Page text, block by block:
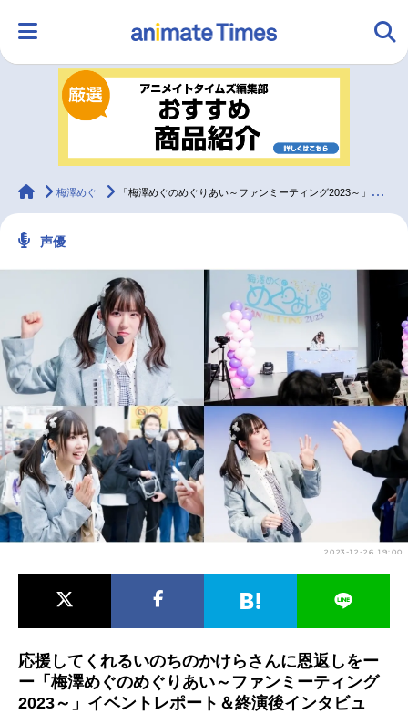
ランキング アニメ
ラジオ
2.5次元 配信・Vtuber トレンド 無料マンガ
最新記事一覧
アニメ記事一覧 声優記事一覧
アニメ映画一覧 実写化映画一覧
今期アニメ曜日別一覧
春アニメ 夏アニメ
男性声優/女性声優一覧
animateTimes
梅澤めぐ 「梅澤めぐのめぐりあい～ファンミーティング2023～」イベントレポ＆インタビュー
声優
2023-12-26 19:00
応援してくれるいのちのかけらさんに恩返しをー
ー「梅澤めぐのめぐりあい～ファンミーティング
2023～」イベントレポート＆終演後インタビュ